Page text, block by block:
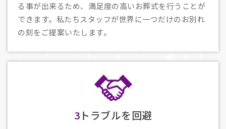
る事が出来るため、満足度の高いお葬式を行うことが
できます。私たちスタッフが世界に一つだけのお別れ
の刻をご提案いたします。
3 トラブルを回避